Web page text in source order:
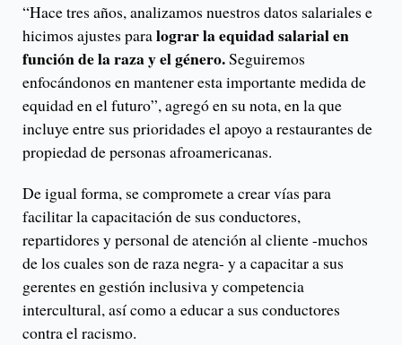
“Hace tres años, analizamos nuestros datos salariales e
hicimos ajustes paralograr la equidad salarial en
función de la raza y el género.Seguiremos
enfocándonos en mantener esta importante medida de
equidad en el futuro”, agregó en su nota, en la que
incluye entre sus prioridades el apoyo a restaurantes de
propiedad de personas afroamericanas.
De igual forma, se compromete a crear vías para
facilitar la capacitación de sus conductores,
repartidores y personal de atención al cliente -muchos
de los cuales son de raza negra- y a capacitar a sus
gerentes en gestión inclusiva y competencia
intercultural, así como a educar a sus conductores
contra el racismo.